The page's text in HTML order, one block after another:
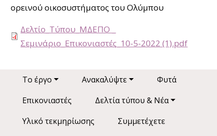
ορεινού οικοσυστήματος του Ολύμπου
Δελτίο_Τύπου_ΜΔΕΠΟ _
Σεμινάριο_Επικονιαστές_10-5-2022 (1).pdf
Main navigation
Το έργο Ανακαλύψτε
Φυτά
Επικονιαστές
Δελτία τύπου & Νέα
Υλικό τεκμηρίωσης
Συμμετέχετε